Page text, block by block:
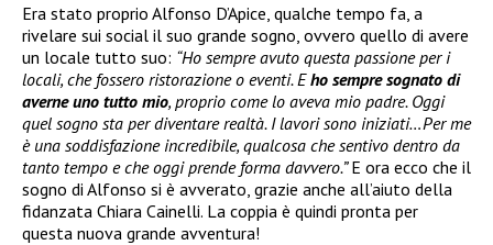
Era stato proprio Alfonso D’Apice, qualche tempo fa, a
rivelare sui social il suo grande sogno, ovvero quello di avere
un locale tutto suo: “Ho sempre avuto questa passione per i
locali, che fossero ristorazione o eventi. Eho sempre sognato di
averne uno tutto mio, proprio come lo aveva mio padre. Oggi
quel sogno sta per diventare realtà. I lavori sono iniziati…Per me
è una soddisfazione incredibile, qualcosa che sentivo dentro da
tanto tempo e che oggi prende forma davvero.”E ora ecco che il
sogno di Alfonso si è avverato, grazie anche all’aiuto della
fidanzata Chiara Cainelli. La coppia è quindi pronta per
questa nuova grande avventura!